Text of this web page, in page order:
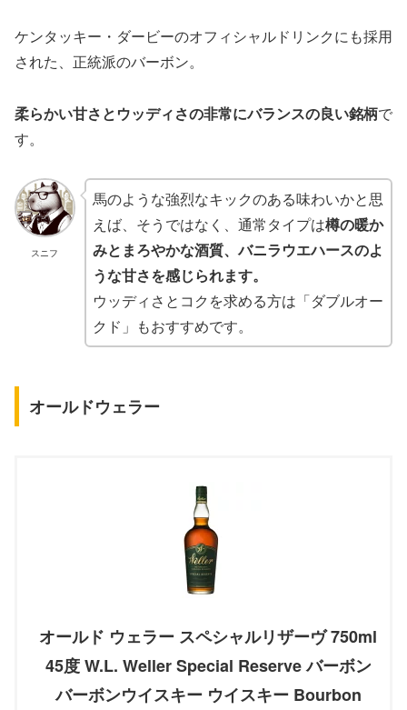
ケンタッキー・ダービーのオフィシャルドリンクにも採用
された、正統派のバーボン。
柔らかい甘さとウッディさの非常にバランスの良い銘柄で
す。
スニフ
馬のような強烈なキックのある味わいかと思
えば、そうではなく、通常タイプは樽の暖か
みとまろやかな酒質、バニラウエハースのよ
うな甘さを感じられます。
ウッディさとコクを求める方は「ダブルオー
クド」もおすすめです。
オールドウェラー
オールド ウェラー スペシャルリザーヴ 750ml
45度 W.L. Weller Special Reserve バーボン
バーボンウイスキー ウイスキー Bourbon